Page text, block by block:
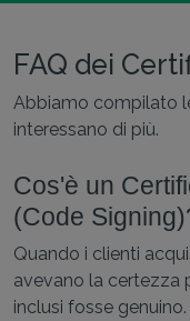
FAQ dei
Abbiamo compilato
interessano di più.
Cos'è un
(Code
Quando i clienti
avevano la certezza
inclusi fosse